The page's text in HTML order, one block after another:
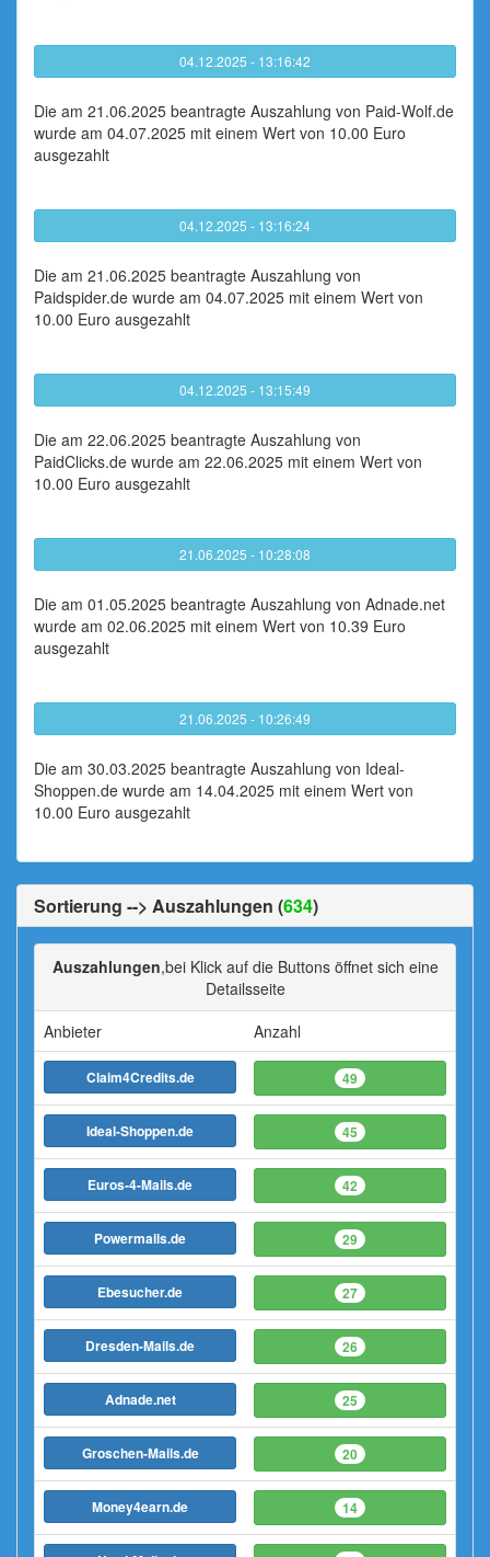
04.12.2025 - 13:16:42
Die am 21.06.2025 beantragte Auszahlung von Paid-Wolf.de
wurde am 04.07.2025 mit einem Wert von 10.00 Euro
ausgezahlt
04.12.2025 - 13:16:24
Die am 21.06.2025 beantragte Auszahlung von
Paidspider.de wurde am 04.07.2025 mit einem Wert von
10.00 Euro ausgezahlt
04.12.2025 - 13:15:49
Die am 22.06.2025 beantragte Auszahlung von
PaidClicks.de wurde am 22.06.2025 mit einem Wert von
10.00 Euro ausgezahlt
21.06.2025 - 10:28:08
Die am 01.05.2025 beantragte Auszahlung von Adnade.net
wurde am 02.06.2025 mit einem Wert von 10.39 Euro
ausgezahlt
21.06.2025 - 10:26:49
Die am 30.03.2025 beantragte Auszahlung von Ideal-
Shoppen.de wurde am 14.04.2025 mit einem Wert von
10.00 Euro ausgezahlt
Sortierung --> Auszahlungen (634)
Auszahlungen,bei Klick auf die Buttons öffnet sich eine
Detailsseite
Anbieter
Anzahl
Claim4Credits.de 49
Ideal-Shoppen.de 45
Euros-4-Mails.de 42
Powermails.de 29
Ebesucher.de 27
Dresden-Mails.de 26
Adnade.net 25
Groschen-Mails.de 20
Money4earn.de 14